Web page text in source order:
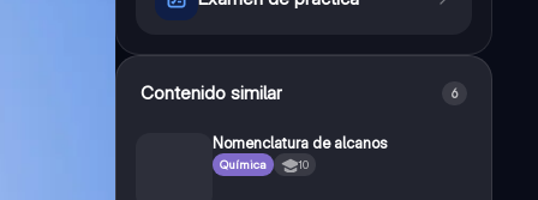
Contenido similar 6
Nomenclatura de alcanos
Química 10